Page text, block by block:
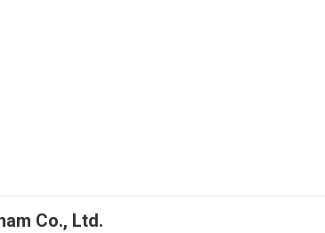
Co., Ltd.